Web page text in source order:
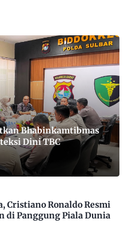
Bhabinkamtibmas
Dini TBC
Cristiano Ronaldo Resmi
di Panggung Piala Dunia